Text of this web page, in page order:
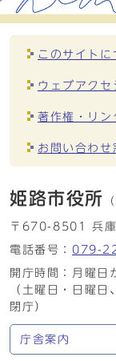
このサイトに
ウェブアクセ
著作権・リン
お問い合わせ
姫路市役所
〒670-8501 兵庫
電話番号： 079-
開庁時間：月曜日
（土曜日・日曜
閉庁）
庁舎案内